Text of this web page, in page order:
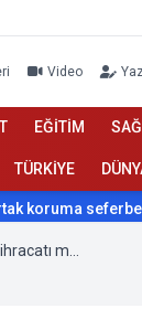
Video
EĞİTİM
TÜRKİYE
seferberliği